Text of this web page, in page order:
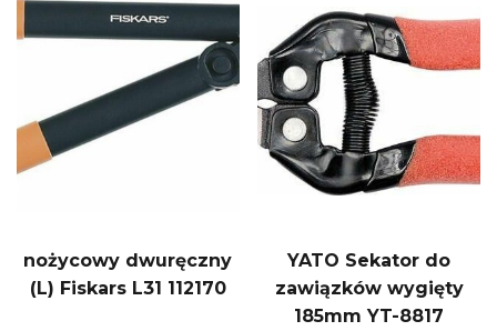
nożycowy dwuręczny
(L) Fiskars L31 112170
YATO Sekator do
zawiązków wygięty
185mm YT-8817